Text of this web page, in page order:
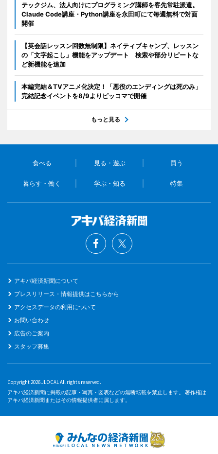
テックジム、法人向けにプログラミング講師を客先常駐派遣。
Claude Code講座・Python講座を永田町にて毎週無料で対面
開催
【英会話レッスン回数無制限】ネイティブキャンプ、レッスン
の「文字起こし」機能をアップデート 検索や部分リピートな
ど新機能を追加
本編完結＆TVアニメ化決定！「悪役のエンディングは死のみ」
完結記念イベントを8/9よりピッコマで開催
もっと見る
食べる 見る・遊ぶ 買う
暮らす・働く 学ぶ・知る 特集
アキバ経済新聞について
プレスリリース・情報提供はこちらから
アクセスデータの利用について
お問い合わせ
広告のご案内
スタッフ募集
Copyright 2026 JLOCAL All rights reserved.
アキバ経済新聞に掲載の記事・写真・図表などの無断転載を禁止します。 著作権は
アキバ経済新聞またはその情報提供者に属します。